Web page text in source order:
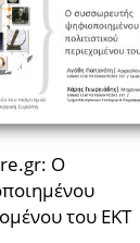
Ο
του ΕΚΤ